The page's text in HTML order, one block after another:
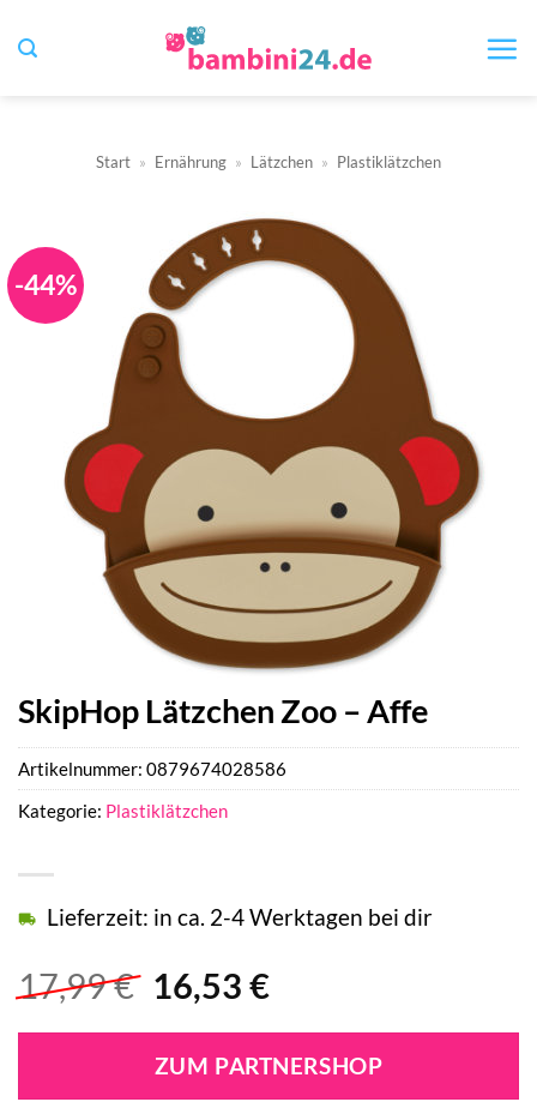
Inhalt
Start » Ernährung » Lätzchen » Plastiklätzchen
-44%
SkipHop Lätzchen Zoo – Affe
17,99€ Ursprünglicher
war:
17,99 €
16,53 €Aktueller
ist:
16,53 €.
Lieferzeit: in ca. 2-4 Werktagen bei dir
ZUM PARTNERSHOP
Artikelnummer: 0879674028586
Kategorie: Plastiklätzchen